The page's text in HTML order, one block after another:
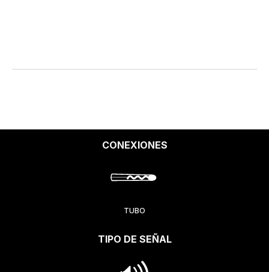
CONEXIONES
TUBO
TIPO DE SEÑAL